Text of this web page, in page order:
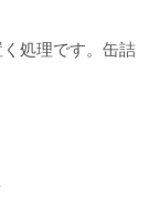
処理です。缶詰